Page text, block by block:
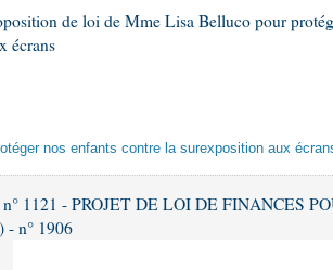
de loi de Mme Lisa Belluco pour
écrans
nos enfants contre la surexposition aux
1121 - PROJET DE LOI DE FINANCES
- n° 1906